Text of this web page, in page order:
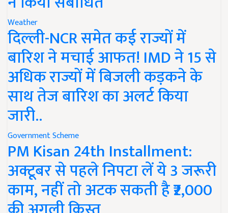
Weather
दिल्ली-NCR समेत कई राज्यों में
बारिश ने मचाई आफत! IMD ने 15 से
अधिक राज्यों में बिजली कड़कने के
साथ तेज बारिश का अलर्ट किया
जारी..
Government Scheme
PM Kisan 24th Installment:
अक्टूबर से पहले निपटा लें ये 3 जरूरी
काम, नहीं तो अटक सकती है ₹2,000